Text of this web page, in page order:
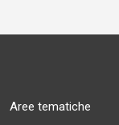
Aree tematiche